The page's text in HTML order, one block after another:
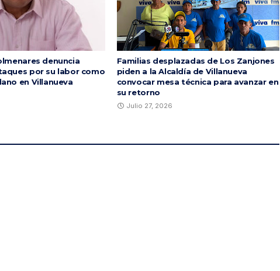
denuncia
por su labor como
en Villanueva
Familias desplazadas de Los Zanjones
piden a la Alcaldía de Villanueva
convocar mesa técnica para avanzar en
su retorno
Julio 27, 2026